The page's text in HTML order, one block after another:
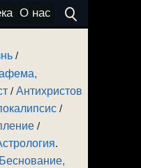
О нас
/
/Антихристов
/
/
.
Беснование,